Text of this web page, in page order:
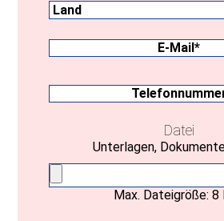
E-
Mail
Datei
Unterlagen,
Max. Dateigröße: 8